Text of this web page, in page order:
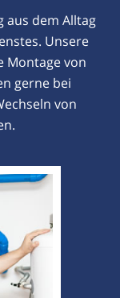
aus dem Alltag
Unsere
Montage von
gerne bei
von